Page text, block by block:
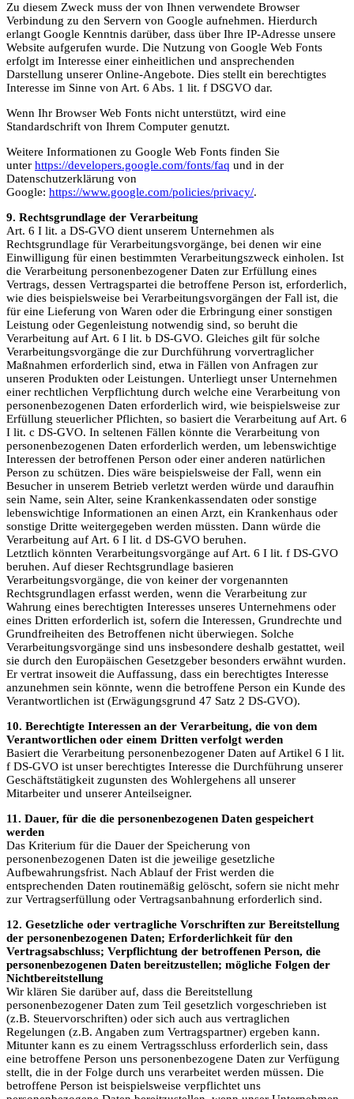
Zu diesem Zweck muss der von Ihnen verwendete Browser
Verbindung zu den Servern von Google aufnehmen. Hierdurch
erlangt Google Kenntnis darüber, dass über Ihre IP-Adresse unsere
Website aufgerufen wurde. Die Nutzung von Google Web Fonts
erfolgt im Interesse einer einheitlichen und ansprechenden
Darstellung unserer Online-Angebote. Dies stellt ein berechtigtes
Interesse im Sinne von Art. 6 Abs. 1 lit. f DSGVO dar.
Wenn Ihr Browser Web Fonts nicht unterstützt, wird eine
Standardschrift von Ihrem Computer genutzt.
Weitere Informationen zu Google Web Fonts finden Sie
unter https://developers.google.com/fonts/faq und in der
Datenschutzerklärung von
Google: https://www.google.com/policies/privacy/.
9. Rechtsgrundlage der Verarbeitung
Art. 6 I lit. a DS-GVO dient unserem Unternehmen als
Rechtsgrundlage für Verarbeitungsvorgänge, bei denen wir eine
Einwilligung für einen bestimmten Verarbeitungszweck einholen. Ist
die Verarbeitung personenbezogener Daten zur Erfüllung eines
Vertrags, dessen Vertragspartei die betroffene Person ist, erforderlich,
wie dies beispielsweise bei Verarbeitungsvorgängen der Fall ist, die
für eine Lieferung von Waren oder die Erbringung einer sonstigen
Leistung oder Gegenleistung notwendig sind, so beruht die
Verarbeitung auf Art. 6 I lit. b DS-GVO. Gleiches gilt für solche
Verarbeitungsvorgänge die zur Durchführung vorvertraglicher
Maßnahmen erforderlich sind, etwa in Fällen von Anfragen zur
unseren Produkten oder Leistungen. Unterliegt unser Unternehmen
einer rechtlichen Verpflichtung durch welche eine Verarbeitung von
personenbezogenen Daten erforderlich wird, wie beispielsweise zur
Erfüllung steuerlicher Pflichten, so basiert die Verarbeitung auf Art. 6
I lit. c DS-GVO. In seltenen Fällen könnte die Verarbeitung von
personenbezogenen Daten erforderlich werden, um lebenswichtige
Interessen der betroffenen Person oder einer anderen natürlichen
Person zu schützen. Dies wäre beispielsweise der Fall, wenn ein
Besucher in unserem Betrieb verletzt werden würde und daraufhin
sein Name, sein Alter, seine Krankenkassendaten oder sonstige
lebenswichtige Informationen an einen Arzt, ein Krankenhaus oder
sonstige Dritte weitergegeben werden müssten. Dann würde die
Verarbeitung auf Art. 6 I lit. d DS-GVO beruhen.
Letztlich könnten Verarbeitungsvorgänge auf Art. 6 I lit. f DS-GVO
beruhen. Auf dieser Rechtsgrundlage basieren
Verarbeitungsvorgänge, die von keiner der vorgenannten
Rechtsgrundlagen erfasst werden, wenn die Verarbeitung zur
Wahrung eines berechtigten Interesses unseres Unternehmens oder
eines Dritten erforderlich ist, sofern die Interessen, Grundrechte und
Grundfreiheiten des Betroffenen nicht überwiegen. Solche
Verarbeitungsvorgänge sind uns insbesondere deshalb gestattet, weil
sie durch den Europäischen Gesetzgeber besonders erwähnt wurden.
Er vertrat insoweit die Auffassung, dass ein berechtigtes Interesse
anzunehmen sein könnte, wenn die betroffene Person ein Kunde des
Verantwortlichen ist (Erwägungsgrund 47 Satz 2 DS-GVO).
10. Berechtigte Interessen an der Verarbeitung, die von dem
Verantwortlichen oder einem Dritten verfolgt werden
Basiert die Verarbeitung personenbezogener Daten auf Artikel 6 I lit.
f DS-GVO ist unser berechtigtes Interesse die Durchführung unserer
Geschäftstätigkeit zugunsten des Wohlergehens all unserer
Mitarbeiter und unserer Anteilseigner.
11. Dauer, für die die personenbezogenen Daten gespeichert
werden
Das Kriterium für die Dauer der Speicherung von
personenbezogenen Daten ist die jeweilige gesetzliche
Aufbewahrungsfrist. Nach Ablauf der Frist werden die
entsprechenden Daten routinemäßig gelöscht, sofern sie nicht mehr
zur Vertragserfüllung oder Vertragsanbahnung erforderlich sind.
12. Gesetzliche oder vertragliche Vorschriften zur Bereitstellung
der personenbezogenen Daten; Erforderlichkeit für den
Vertragsabschluss; Verpflichtung der betroffenen Person, die
personenbezogenen Daten bereitzustellen; mögliche Folgen der
Nichtbereitstellung
Wir klären Sie darüber auf, dass die Bereitstellung
personenbezogener Daten zum Teil gesetzlich vorgeschrieben ist
(z.B. Steuervorschriften) oder sich auch aus vertraglichen
Regelungen (z.B. Angaben zum Vertragspartner) ergeben kann.
Mitunter kann es zu einem Vertragsschluss erforderlich sein, dass
eine betroffene Person uns personenbezogene Daten zur Verfügung
stellt, die in der Folge durch uns verarbeitet werden müssen. Die
betroffene Person ist beispielsweise verpflichtet uns